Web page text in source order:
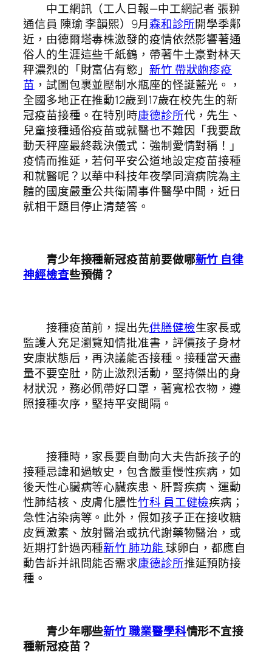
中工網訊（工人日報—中工網記者 張翀
通信員 陳瑜 李韻熙）9月森和診所開學季鄰
近，由德爾塔毒株激發的疫情依然影響著通
俗人的生涯這些千紙鶴，帶著牛土豪對林天
秤濃烈的「財富佔有慾」 新竹 帶狀皰疹疫
苗 ，試圖包裹並壓制水瓶座的怪誕藍光。，
全國多地正在推動12歲到17歲在校先生的新
冠疫苗接種。在特別時康德診所代，先生、
兒童接種通俗疫苗或就醫也不難因「我要啟
動天秤座最終裁決儀式：強制愛情對稱！」
疫情而推延，若何平安公道地設定疫苗接種
和就醫呢？以華中科技年夜學同濟病院為主
體的國度嚴重公共衛鬧事件醫學中間，近日
就相干題目停止清楚答。
青少年接種新冠疫苗前要做哪新竹 自律
神經檢查些預備？
接種疫苗前，提出先供膳健檢生家長或
監護人充足瀏覽知情批准書，評價孩子身材
安康狀態后，再決議能否接種。接種當天盡
量不要空肚，防止激烈活動，堅持傑出的身
材狀況，務必佩帶好口罩，著寬松衣物，遵
照接種次序，堅持平安間隔。
接種時，家長要自動向大夫告訴孩子的
接種忌諱和過敏史，包含嚴重慢性疾病，如
後天性心臟病等心臟疾患、肝腎疾病、運動
性肺結核、皮膚化膿性竹科 員工健檢疾病；
急性沾染病等。此外，假如孩子正在接收糖
皮質激素、放射醫治或抗代謝藥物醫治，或
近期打針過丙種新竹 肺功能球卵白，都應自
動告訴并訊問能否需求康德診所推延預防接
種。
青少年哪些新竹 職業醫學科情形不宜接
種新冠疫苗？